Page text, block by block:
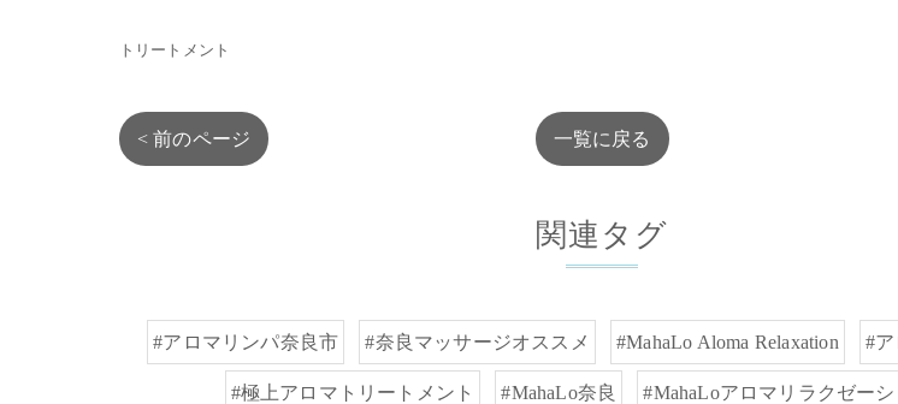
トリートメント
< 前のページ 一覧に戻る
関連タグ
#アロマリンパ奈良市 #奈良マッサージオススメ #MahaLo Aloma Relaxation #
#極上アロマトリートメント #MahaLo奈良 #MahaLoアロマリラクゼーシ